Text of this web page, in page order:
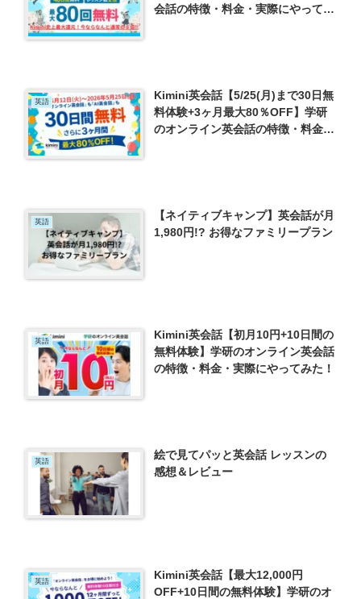
会話の特徴・料金・実際にやってみ
英語
Kimini英会話【5/25(月)まで30日無
料体験+3ヶ月最大80％OFF】学研
のオンライン英会話の特徴・料金・
英語
【ネイティブキャンプ】英会話が月
1,980円!? お得なファミリープラン
英語
Kimini英会話【初月10円+10日間の
無料体験】学研のオンライン英会話
の特徴・料金・実際にやってみた！
英語
絵で見てパッと英会話 レッスンの
感想＆レビュー
英語
Kimini英会話【最大12,000円
OFF+10日間の無料体験】学研のオ